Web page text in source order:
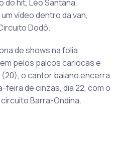
do hit, Léo Santana,
vídeo dentro da van,
Dodô.
de shows na folia
pelos palcos cariocas e
o cantor baiano encerra
de cinzas, dia 22, com o
Barra-Ondina.